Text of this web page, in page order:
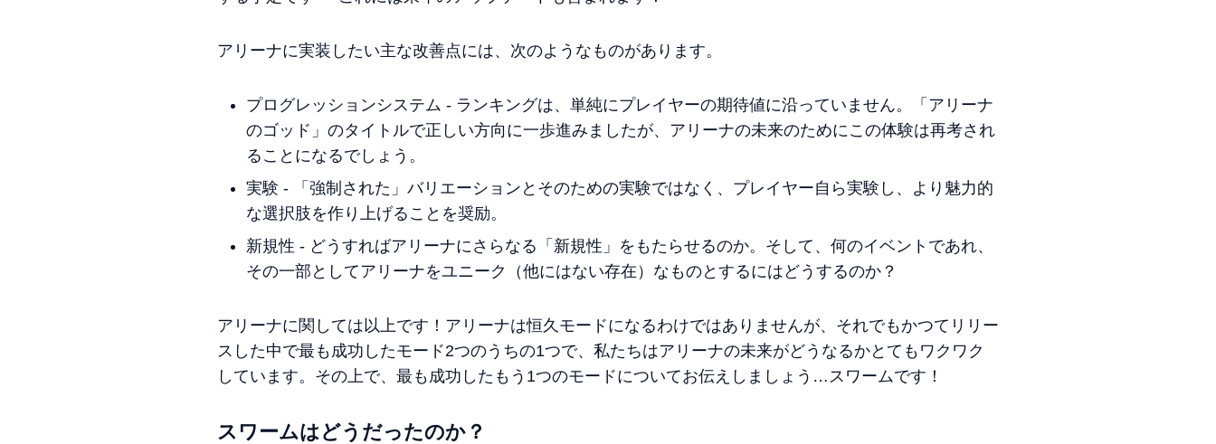
アリーナに実装したい主な改善点には、次のようなものがあります。
プログレッションシステム - ランキングは、単純にプレイヤーの期待値に沿っていません。「アリーナ
のゴッド」のタイトルで正しい方向に一歩進みましたが、アリーナの未来のためにこの体験は再考され
ることになるでしょう。
実験 - 「強制された」バリエーションとそのための実験ではなく、プレイヤー自ら実験し、より魅力的
な選択肢を作り上げることを奨励。
新規性 - どうすればアリーナにさらなる「新規性」をもたらせるのか。そして、何のイベントであれ、
その一部としてアリーナをユニーク（他にはない存在）なものとするにはどうするのか？
アリーナに関しては以上です！アリーナは恒久モードになるわけではありませんが、それでもかつてリリー
スした中で最も成功したモード2つのうちの1つで、私たちはアリーナの未来がどうなるかとてもワクワク
しています。その上で、最も成功したもう1つのモードについてお伝えしましょう…スワームです！
スワームはどうだったのか？